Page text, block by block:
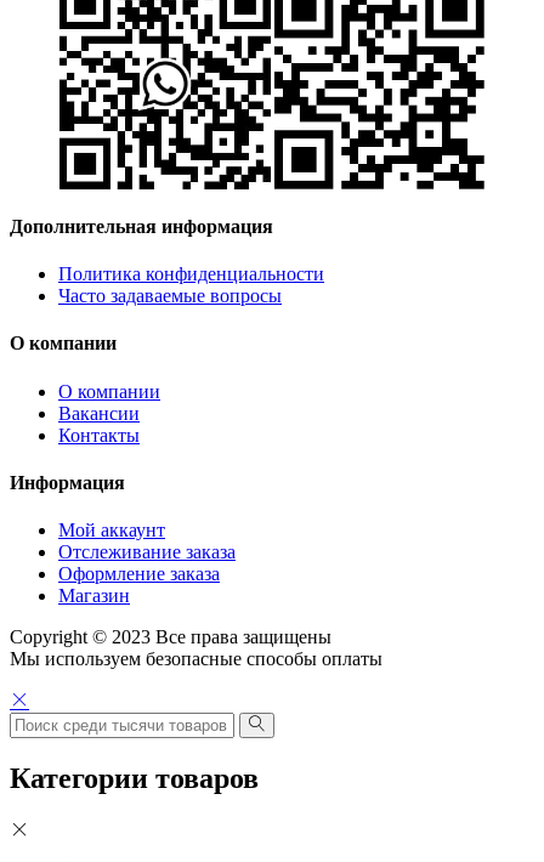
Дополнительная информация
Политика конфиденциальности
Часто задаваемые вопросы
О компании
О компании
Вакансии
Контакты
Информация
Мой аккаунт
Отслеживание заказа
Оформление заказа
Магазин
Copyright © 2023 Все права защищены
Мы используем безопасные способы оплаты
Категории товаров